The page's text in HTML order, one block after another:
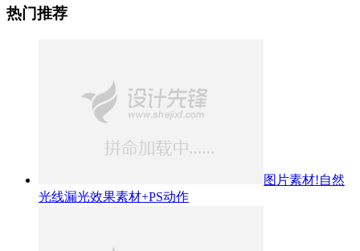
热门推荐
图片素材!自然
光线漏光效果素材+PS动作